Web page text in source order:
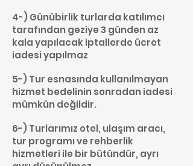
4-) Günübirlik turlarda katılımcı
tarafından geziye 3 günden az
kala yapılacak iptallerde ücret
iadesi yapılmaz
5-) Tur esnasında kullanılmayan
hizmet bedelinin sonradan iadesi
mümkün değildir.
6-) Turlarımız otel, ulaşım aracı,
tur programı ve rehberlik
hizmetleri ile bir bütündür, ayrı